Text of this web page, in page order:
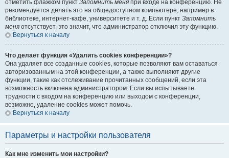
отметить флажком пункт Запомнить меня при входе на конференцию. Не
рекомендуется делать это на общедоступном компьютере, например в
библиотеке, интернет-кафе, университете и т. д. Если пункт Запомнить
меня отсутствует, это значит, что администратор отключил эту функцию.
Вернуться к началу
Что делает функция «Удалить cookies конференции»?
Она удаляет все созданные cookies, которые позволяют вам оставаться
авторизованным на этой конференции, а также выполняют другие
функции, такие как отслеживание прочитанных сообщений, если эта
возможность включена администратором. Если вы испытываете
трудности с входом на конференцию или выходом с конференции,
возможно, удаление cookies может помочь.
Вернуться к началу
Параметры и настройки пользователя
Как мне изменить мои настройки?